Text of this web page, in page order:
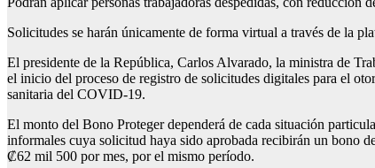
Solicitudes se harán únicamente de forma virtual a través de la
El presidente de la República, Carlos Alvarado, la ministra de
el inicio del proceso de registro de solicitudes digitales para el
sanitaria del COVID-19.
El monto del Bono Proteger dependerá de cada situación
informales cuya solicitud haya sido aprobada recibirán un bono
₡62 mil 500 por mes, por el mismo período.